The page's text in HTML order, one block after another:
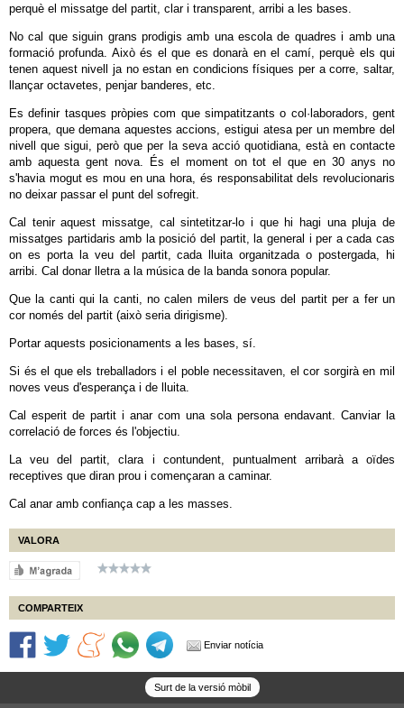
perquè el missatge del partit, clar i transparent, arribi a les bases.
No cal que siguin grans prodigis amb una escola de quadres i amb una
formació profunda. Això és el que es donarà en el camí, perquè els qui
tenen aquest nivell ja no estan en condicions físiques per a corre, saltar,
llançar octavetes, penjar banderes, etc.
Es definir tasques pròpies com que simpatitzants o col·laboradors, gent
propera, que demana aquestes accions, estigui atesa per un membre del
nivell que sigui, però que per la seva acció quotidiana, està en contacte
amb aquesta gent nova. És el moment on tot el que en 30 anys no
s'havia mogut es mou en una hora, és responsabilitat dels revolucionaris
no deixar passar el punt del sofregit.
Cal tenir aquest missatge, cal sintetitzar-lo i que hi hagi una pluja de
missatges partidaris amb la posició del partit, la general i per a cada cas
on es porta la veu del partit, cada lluita organitzada o postergada, hi
arribi. Cal donar lletra a la música de la banda sonora popular.
Que la canti qui la canti, no calen milers de veus del partit per a fer un
cor només del partit (això seria dirigisme).
Portar aquests posicionaments a les bases, sí.
Si és el que els treballadors i el poble necessitaven, el cor sorgirà en mil
noves veus d'esperança i de lluita.
Cal esperit de partit i anar com una sola persona endavant. Canviar la
correlació de forces és l'objectiu.
La veu del partit, clara i contundent, puntualment arribarà a oïdes
receptives que diran prou i començaran a caminar.
Cal anar amb confiança cap a les masses.
VALORA
COMPARTEIX
Enviar notícia
Surt de la versió mòbil